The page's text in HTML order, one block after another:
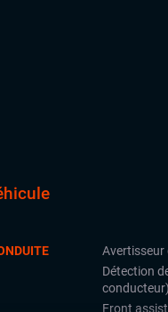
Avertisseur
Détection
conducteur)
Front